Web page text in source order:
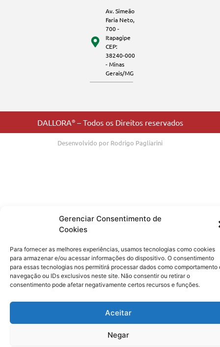
Gerenciar Consentimento de
Cookies
Para fornecer as melhores experiências, usamos tecnologias como cookies
para armazenar e/ou acessar informações do dispositivo. O consentimento
para essas tecnologias nos permitirá processar dados como comportamento
navegação ou IDs exclusivos neste site. Não consentir ou retirar o
consentimento pode afetar negativamente certos recursos e funções.
Aceitar
Negar
Av. Simeão
Faria Neto,
700 -
Itapagipe
CEP:
38240-000
- Minas
Gerais/MG
DALLORA®– Todos os Direitos reservados
Desenvolvido por Rodrigo Pagliarini